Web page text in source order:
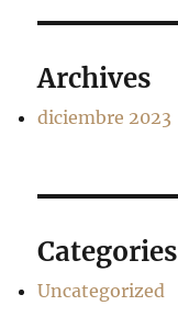
Archives
diciembre 2023
Categories
Uncategorized